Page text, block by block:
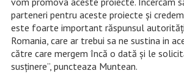
parteneri pentru aceste proiecte și
este foarte important răspunsul
Romania, care ar trebui sa ne sustina in
către care mergem încă o dată și le
susținere”, puncteaza Muntean.